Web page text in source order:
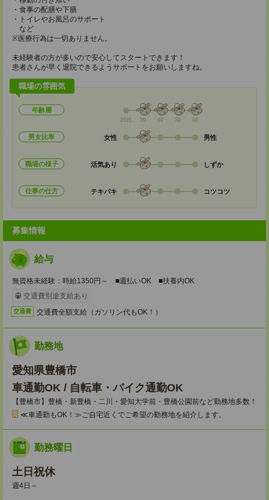
・食事の配膳や下膳
・トイレやお風呂のサポート
など
※医療行為は一切ありません。
未経験者の方が多いので安心してスタートできます！
患者さんが早く退院できるようサポートをお願いしますね。
職場の雰囲気
年齢層
20代 30 40 50 60
男女比率 女性 男性
職場の様子 活気あり しずか
仕事の仕方 テキパキ コツコツ
募集情報
給与
無資格未経験：時給1350円～ ■週払いOK ■扶養内OK
交通費別途支給あり
交通費 交通費全額支給（ガソリン代もOK！）
勤務地
愛知県豊橋市
車通勤OK / 自転車・バイク通勤OK
【豊橋市】豊橋・新豊橋・二川・愛知大学前・豊橋公園前など勤務地多数！
≪車通勤もOK！≫ご自宅近くでご希望の勤務地を紹介します。
勤務曜日
土日祝休
週4日～